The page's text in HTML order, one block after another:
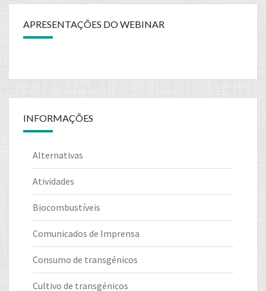
APRESENTAÇÕES DO WEBINAR
INFORMAÇÕES
Alternativas
Atividades
Biocombustíveis
Comunicados de Imprensa
Consumo de transgénicos
Cultivo de transgénicos